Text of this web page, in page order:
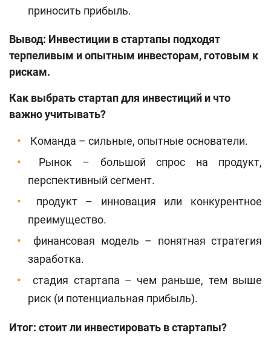
приносить прибыль.
Вывод: Инвестиции в стартапы подходят
терпеливым и опытным инвесторам, готовым к
рискам.
Как выбрать стартап для инвестиций и что
важно учитывать?
Команда – сильные, опытные основатели.
Рынок – большой спрос на продукт,
перспективный сегмент.
продукт – инновация или конкурентное
преимущество.
финансовая модель – понятная стратегия
заработка.
стадия стартапа – чем раньше, тем выше
риск (и потенциальная прибыль).
Итог: стоит ли инвестировать в стартапы?